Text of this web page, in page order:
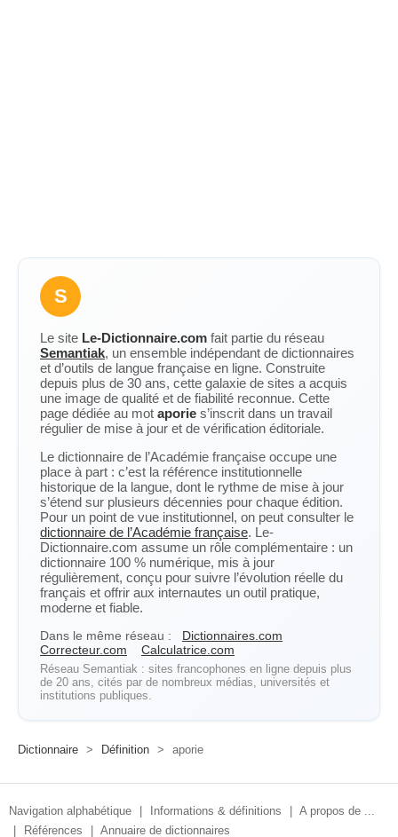
S
Le site Le-Dictionnaire.com fait partie du réseau
Semantiak, un ensemble indépendant de dictionnaires
et d’outils de langue française en ligne. Construite
depuis plus de 30 ans, cette galaxie de sites a acquis
une image de qualité et de fiabilité reconnue. Cette
page dédiée au mot aporie s’inscrit dans un travail
régulier de mise à jour et de vérification éditoriale.
Le dictionnaire de l’Académie française occupe une
place à part : c’est la référence institutionnelle
historique de la langue, dont le rythme de mise à jour
s’étend sur plusieurs décennies pour chaque édition.
Pour un point de vue institutionnel, on peut consulter le
dictionnaire de l’Académie française. Le-
Dictionnaire.com assume un rôle complémentaire : un
dictionnaire 100 % numérique, mis à jour
régulièrement, conçu pour suivre l’évolution réelle du
français et offrir aux internautes un outil pratique,
moderne et fiable.
Dans le même réseau :
Dictionnaires.com
Correcteur.com
Calculatrice.com
Réseau Semantiak : sites francophones en ligne depuis plus
de 20 ans, cités par de nombreux médias, universités et
institutions publiques.
Dictionnaire > Définition > aporie
Navigation alphabétique Informations & définitions
A propos de ...
Références Annuaire de dictionnaires